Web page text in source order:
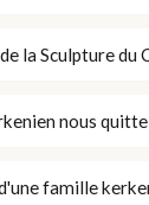
la Sculpture du
nous
famille